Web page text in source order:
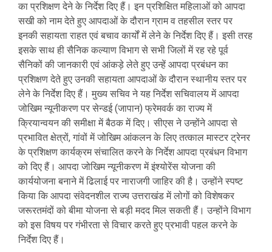
का प्रशिक्षण देने के निर्देश दिए हैं। इन प्रशिक्षित महिलाओं को आपदा
सखी को नाम देते हुए आपदाओं के दौरान ग्राम व तहसील स्तर पर
इनकी सहायता राहत एवं बचाव कार्यों में लेने के निर्देश दिए हैं। इसी तरह
इसके साथ ही सैनिक कल्याण विभाग से सभी जिलों में रह रहे पूर्व
सैनिकों की जानकारी एवं आंकड़े लेते हुए उन्हें आपदा प्रबंधन का
प्रशिक्षण देते हुए उनकी सहायता आपदाओं के दौरान स्थानीय स्तर पर
लेने के निर्देश दिए हैं। मुख्य सचिव ने यह निर्देश सचिवालय में आपदा
जोखिम न्यूनीकरण पर सेन्डई (जापान) फ्रेमवर्क का राज्य में
क्रियान्वयन की समीक्षा में बैठक में दिए। सीएस ने उन्होंने आपदा से
प्रभावित क्षेत्रों, गांवों में जोखिम आंकलन के लिए तत्काल मास्टर ट्रेनर
के प्रशिक्षण कार्यक्रम संचालित करने के निर्देश आपदा प्रबंधन विभाग
को दिए हैं। आपदा जोखिम न्यूनीकरण में इंश्योरेंस योजना की
कार्ययोजना बनाने में ढिलाई पर नाराजगी जाहिर की है। उन्होंने स्पष्ट
किया कि आपदा संवेदनशील राज्य उत्तराखंड में लोगों को विशेषकर
जरूरतमंदों को बीमा योजना से बड़ी मदद मिल सकती हैं। उन्होंने विभाग
को इस विषय पर गंभीरता से विचार करते हुए प्रभावी पहल करने के
निर्देश दिए हैं।